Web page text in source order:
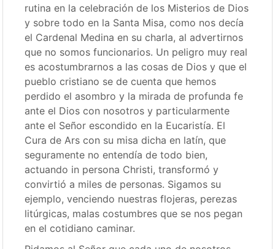
rutina en la celebración de los Misterios de Dios
y sobre todo en la Santa Misa, como nos decía
el Cardenal Medina en su charla, al advertirnos
que no somos funcionarios. Un peligro muy real
es acostumbrarnos a las cosas de Dios y que el
pueblo cristiano se de cuenta que hemos
perdido el asombro y la mirada de profunda fe
ante el Dios con nosotros y particularmente
ante el Señor escondido en la Eucaristía. El
Cura de Ars con su misa dicha en latín, que
seguramente no entendía de todo bien,
actuando in persona Christi, transformó y
convirtió a miles de personas. Sigamos su
ejemplo, venciendo nuestras flojeras, perezas
litúrgicas, malas costumbres que se nos pegan
en el cotidiano caminar.